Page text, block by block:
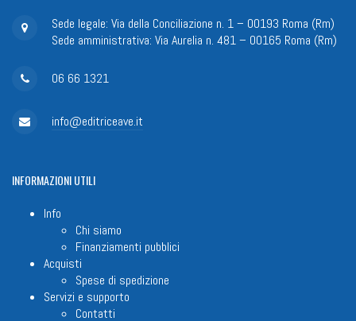
Sede legale: Via della Conciliazione n. 1 – 00193 Roma (Rm)
Sede amministrativa: Via Aurelia n. 481 – 00165 Roma (Rm)
06 66 1321
info@editriceave.it
INFORMAZIONIUTILI
Info
Chi siamo
Finanziamenti pubblici
Acquisti
Spese di spedizione
Servizi e supporto
Contatti